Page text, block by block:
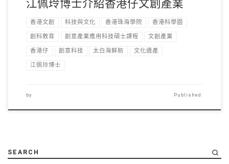
江佩玲博士介紹香港仔文創產業
香港文創 科技與文化 香港珠海學院 香港科學園
創科教育 創意產業應用科技碩士課程 文創產業
香港仔 創意科技 太白海鮮舫 文化遺產
江佩玲博士
by Published
SEARCH